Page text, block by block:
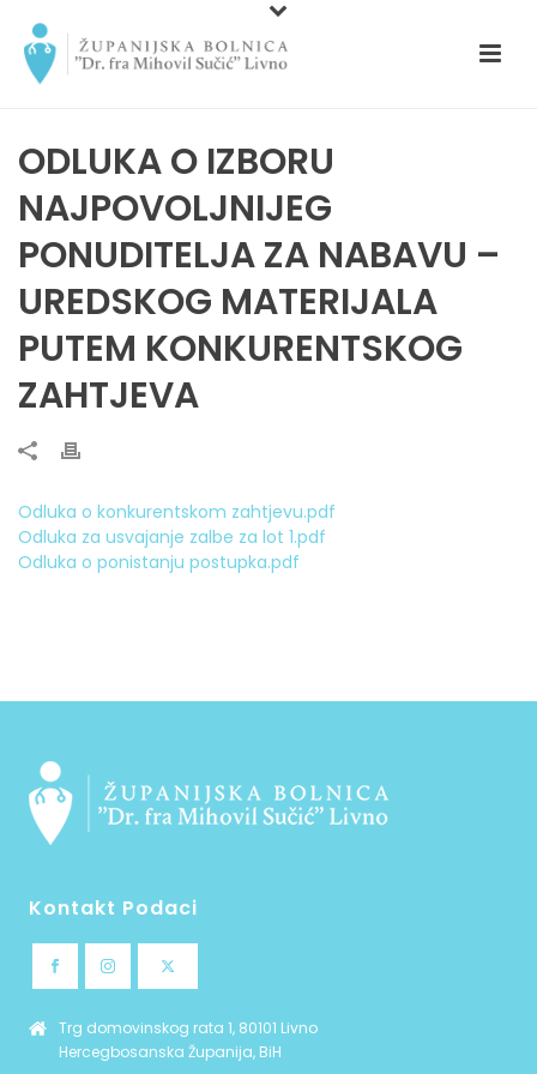
ODLUKA O IZBORU
NAJPOVOLJNIJEG
PONUDITELJA ZA NABAVU –
UREDSKOG MATERIJALA
PUTEM KONKURENTSKOG
ZAHTJEVA
Odluka o konkurentskom zahtjevu.pdf
Odluka za usvajanje zalbe za lot 1.pdf
Odluka o ponistanju postupka.pdf
Kontakt Podaci
Trg domovinskog rata 1, 80101 Livno
Hercegbosanska Županija, BiH